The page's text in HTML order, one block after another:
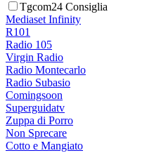
Tgcom24 Consiglia
Mediaset Infinity
R101
Radio 105
Virgin Radio
Radio Montecarlo
Radio Subasio
Comingsoon
Superguidatv
Zuppa di Porro
Non Sprecare
Cotto e Mangiato